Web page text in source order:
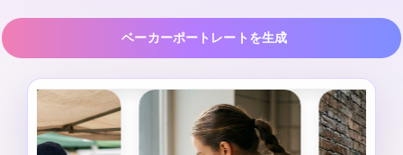
ベーカーポートレートを生成